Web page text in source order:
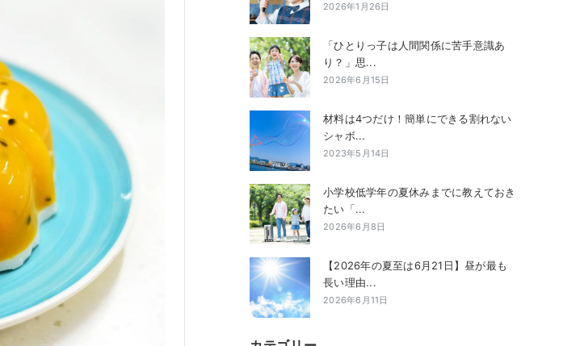
2026年1月26日
「ひとりっ子は人間関係に苦手意識あ
り？」思...
2026年6月15日
材料は4つだけ！簡単にできる割れない
シャボ...
2023年5月14日
小学校低学年の夏休みまでに教えておき
たい「...
2026年6月8日
【2026年の夏至は6月21日】昼が最も
長い理由...
2026年6月11日